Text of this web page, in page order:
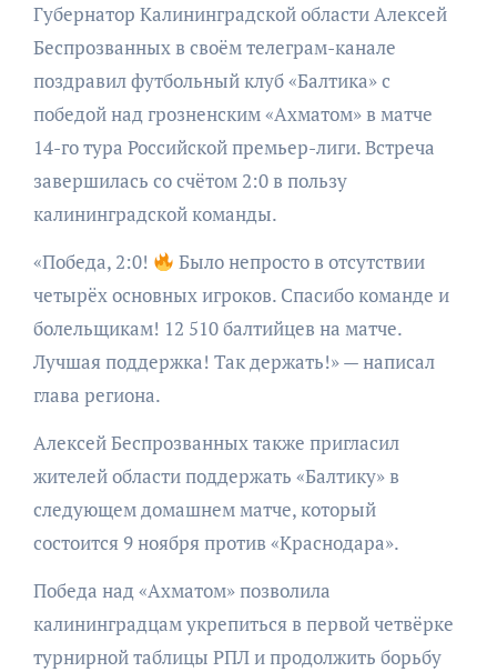
Губернатор Калининградской области Алексей
Беспрозванных в своём телеграм-канале
поздравил футбольный клуб «Балтика» с
победой над грозненским «Ахматом» в матче
14-го тура Российской премьер-лиги. Встреча
завершилась со счётом 2:0 в пользу
калининградской команды.
«Победа, 2:0!
Было непросто в отсутствии
четырёх основных игроков. Спасибо команде и
болельщикам! 12 510 балтийцев на матче.
Лучшая поддержка! Так держать!» — написал
глава региона.
Алексей Беспрозванных также пригласил
жителей области поддержать «Балтику» в
следующем домашнем матче, который
состоится 9 ноября против «Краснодара».
Победа над «Ахматом» позволила
калининградцам укрепиться в первой четвёрке
турнирной таблицы РПЛ и продолжить борьбу